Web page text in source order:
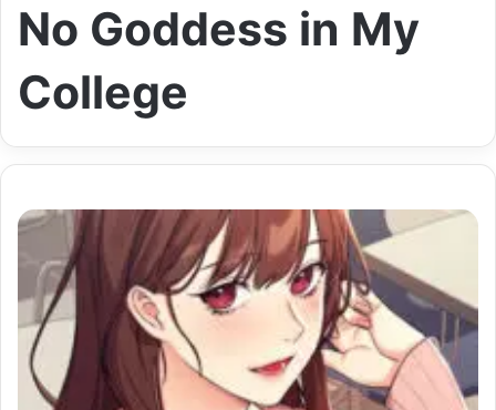
No Goddess in My
College